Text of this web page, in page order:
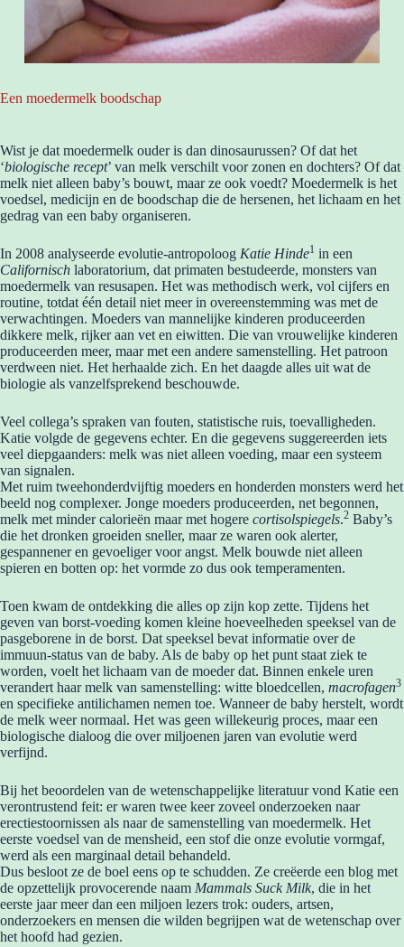
Een moedermelk boodschap
Wist je dat moedermelk ouder is dan dinosaurussen? Of dat het
‘biologische recept’ van melk verschilt voor zonen en dochters? Of dat
melk niet alleen baby’s bouwt, maar ze ook voedt? Moedermelk is het
voedsel, medicijn en de boodschap die de hersenen, het lichaam en het
gedrag van een baby organiseren.
In 2008 analyseerde evolutie-antropoloog Katie Hinde1 in een
Californisch laboratorium, dat primaten bestudeerde, monsters van
moedermelk van resusapen. Het was methodisch werk, vol cijfers en
routine, totdat één detail niet meer in overeenstemming was met de
verwachtingen. Moeders van mannelijke kinderen produceerden
dikkere melk, rijker aan vet en eiwitten. Die van vrouwelijke kinderen
produceerden meer, maar met een andere samenstelling. Het patroon
verdween niet. Het herhaalde zich. En het daagde alles uit wat de
biologie als vanzelfsprekend beschouwde.
Veel collega’s spraken van fouten, statistische ruis, toevalligheden.
Katie volgde de gegevens echter. En die gegevens suggereerden iets
veel diepgaanders: melk was niet alleen voeding, maar een systeem
van signalen.
Met ruim tweehonderdvijftig moeders en honderden monsters werd het
beeld nog complexer. Jonge moeders produceerden, net begonnen,
melk met minder calorieën maar met hogere cortisolspiegels.2 Baby’s
die het dronken groeiden sneller, maar ze waren ook alerter,
gespannener en gevoeliger voor angst. Melk bouwde niet alleen
spieren en botten op: het vormde zo dus ook temperamenten.
Toen kwam de ontdekking die alles op zijn kop zette. Tijdens het
geven van borst-voeding komen kleine hoeveelheden speeksel van de
pasgeborene in de borst. Dat speeksel bevat informatie over de
immuun-status van de baby. Als de baby op het punt staat ziek te
worden, voelt het lichaam van de moeder dat. Binnen enkele uren
verandert haar melk van samenstelling: witte bloedcellen, macrofagen3
en specifieke antilichamen nemen toe. Wanneer de baby herstelt, wordt
de melk weer normaal. Het was geen willekeurig proces, maar een
biologische dialoog die over miljoenen jaren van evolutie werd
verfijnd.
Bij het beoordelen van de wetenschappelijke literatuur vond Katie een
verontrustend feit: er waren twee keer zoveel onderzoeken naar
erectiestoornissen als naar de samenstelling van moedermelk. Het
eerste voedsel van de mensheid, een stof die onze evolutie vormgaf,
werd als een marginaal detail behandeld.
Dus besloot ze de boel eens op te schudden. Ze creëerde een blog met
de opzettelijk provocerende naam Mammals Suck Milk, die in het
eerste jaar meer dan een miljoen lezers trok: ouders, artsen,
onderzoekers en mensen die wilden begrijpen wat de wetenschap over
het hoofd had gezien.